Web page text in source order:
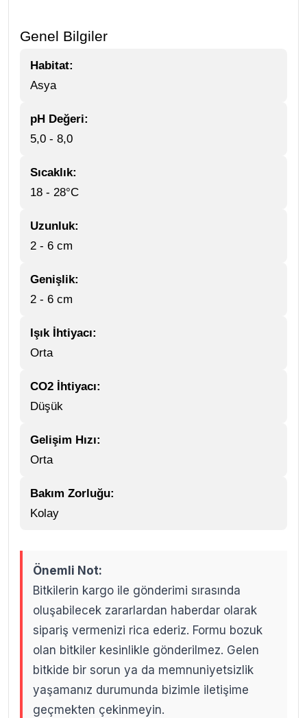
Genel Bilgiler
Habitat:
Asya
pH Değeri:
5,0 - 8,0
Sıcaklık:
18 - 28°C
Uzunluk:
2 - 6 cm
Genişlik:
2 - 6 cm
Işık İhtiyacı:
Orta
CO2 İhtiyacı:
Düşük
Gelişim Hızı:
Orta
Bakım Zorluğu:
Kolay
Önemli Not:
Bitkilerin kargo ile gönderimi sırasında
oluşabilecek zararlardan haberdar olarak
sipariş vermenizi rica ederiz. Formu bozuk
olan bitkiler kesinlikle gönderilmez. Gelen
bitkide bir sorun ya da memnuniyetsizlik
yaşamanız durumunda bizimle iletişime
geçmekten çekinmeyin.